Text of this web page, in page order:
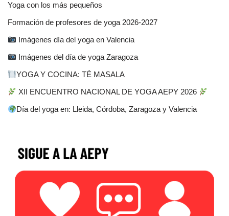
Yoga con los más pequeños
Formación de profesores de yoga 2026-2027
Imágenes día del yoga en Valencia
Imágenes del día de yoga Zaragoza
YOGA Y COCINA: TÉ MASALA
XII ENCUENTRO NACIONAL DE YOGA AEPY 2026
Día del yoga en: Lleida, Córdoba, Zaragoza y Valencia